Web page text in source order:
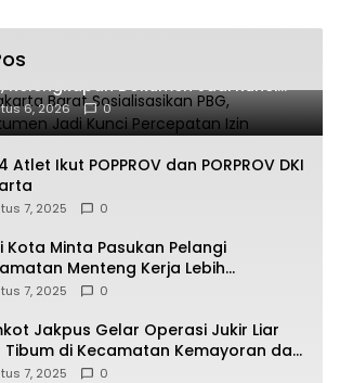
CKTRP Jakarta Barat Sosialisasikan
Kelengkapan Dokumen Jadi Kunci
Izin
6, 2026 0
Atlet Ikut POPPROV dan PORPROV DKI
7, 2025 0
Kota Minta Pasukan Pelangi
Menteng Kerja Lebih
7, 2025 0
Jakpus Gelar Operasi Jukir Liar
Tibum di Kecamatan Kemayoran dan
Baru
7, 2025 0